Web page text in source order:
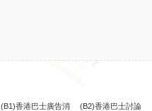
(B1)香港巴士廣告消
(B2)香港巴士討論